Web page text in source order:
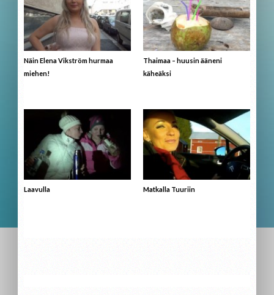
Näin Elena Vikström hurmaa
miehen!
Thaimaa – huusin ääneni
käheäksi
Laavulla Matkalla Tuuriin